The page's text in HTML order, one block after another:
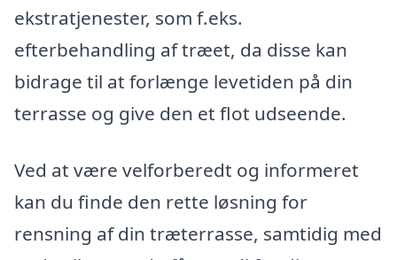
ekstratjenester, som f.eks.
efterbehandling af træet, da disse kan
bidrage til at forlænge levetiden på din
terrasse og give den et flot udseende.
Ved at være velforberedt og informeret
kan du finde den rette løsning for
rensning af din træterrasse, samtidig med